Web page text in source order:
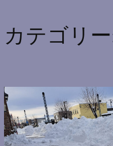
カテゴリ